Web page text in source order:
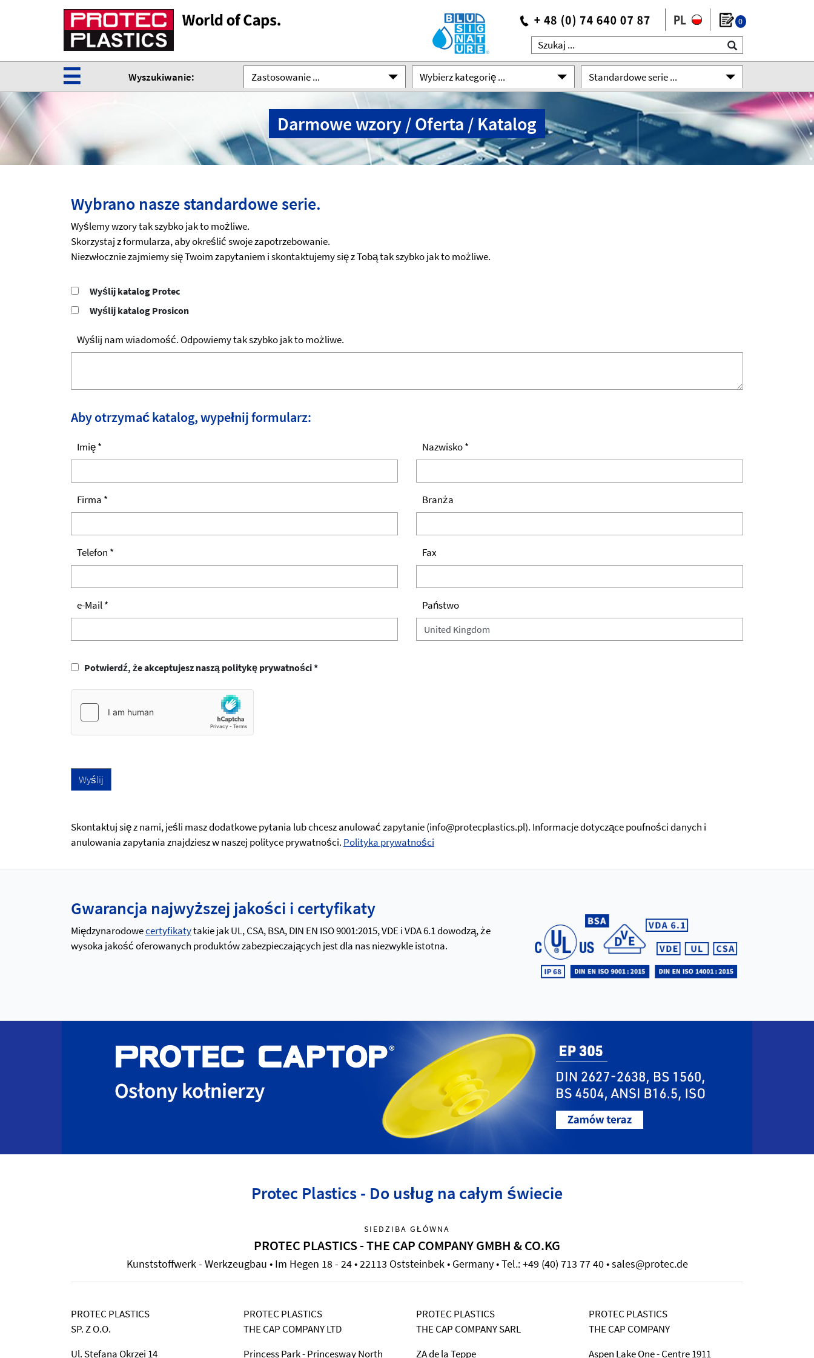
0
☰ Wyszukiwanie: Zastosowanie ... Wybierz kategorię ... Standardowe serie ...
Darmowe wzory / Oferta / Katalog
Wybrano nasze standardowe serie.
Wyślemy wzory tak szybko jak to możliwe.
Skorzystaj z formularza, aby określić swoje zapotrzebowanie.
Niezwłocznie zajmiemy się Twoim zapytaniem i skontaktujemy się z Tobą tak szybko jak to możliwe.
Wyślij katalog Protec
Wyślij katalog Prosicon
Wyślij nam wiadomość. Odpowiemy tak szybko jak to możliwe.
Aby otrzymać katalog, wypełnij formularz:
Imię * Nazwisko *
Firma * Branża
Telefon * Fax
e-Mail * Państwo
Potwierdź, że akceptujesz naszą politykę prywatności *
Skontaktuj się z nami, jeśli masz dodatkowe pytania lub chcesz anulować zapytanie (info@protecplastics.pl). Informacje dotyczące poufności danych i
anulowania zapytania znajdziesz w naszej polityce prywatności. Polityka prywatności
Gwarancja najwyższej jakości i certyfikaty
Międzynarodowecertyfikatytakie jak UL, CSA, BSA, DIN EN ISO 9001:2015, VDE i VDA 6.1 dowodzą, że
wysoka jakość oferowanych produktów zabezpieczających jest dla nas niezwykle istotna.
Protec Plastics - Do usług na całym świecie
SIEDZIBA GŁÓWNA
PROTEC PLASTICS - THE CAP COMPANY GMBH & CO.KG
Kunststoffwerk - Werkzeugbau • Im Hegen 18 - 24 • 22113 Oststeinbek • Germany • Tel.: +49 (40) 713 77 40 • sales@protec.de
PROTEC PLASTICS
SP. Z O.O.
Ul. Stefana Okrzei 14
PROTEC PLASTICS
THE CAP COMPANY LTD
Princess Park - Princesway North
PROTEC PLASTICS
THE CAP COMPANY SARL
ZA de la Teppe
PROTEC PLASTICS
THE CAP COMPANY
Aspen Lake One - Centre 1911